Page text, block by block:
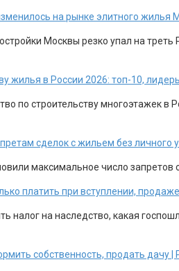
на рынке элитного
Москвы резко упал на
жилья в России 2026: топ-10,
по строительству многоэтажек
сделок с жильем без личного
максимальное число
платить при вступлении,
налог на наследство, какая
собственность, продать дачу